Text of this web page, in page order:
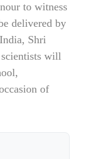
to witness
delivered by
Shri
will
of